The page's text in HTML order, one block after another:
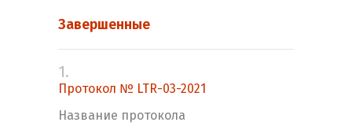
Завершенные
1.
Протокол № LTR-03-2021
Название протокола